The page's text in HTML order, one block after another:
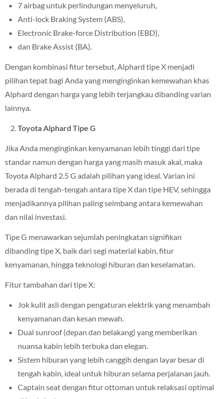
7 airbag untuk perlindungan menyeluruh,
Anti-lock Braking System (ABS),
Electronic Brake-force Distribution (EBD),
dan Brake Assist (BA).
Dengan kombinasi fitur tersebut, Alphard tipe X menjadi
pilihan tepat bagi Anda yang menginginkan kemewahan khas
Alphard dengan harga yang lebih terjangkau dibanding varian
lainnya.
Toyota Alphard Tipe G
Jika Anda menginginkan kenyamanan lebih tinggi dari tipe
standar namun dengan harga yang masih masuk akal, maka
Toyota Alphard 2.5 G adalah pilihan yang ideal. Varian ini
berada di tengah-tengah antara tipe X dan tipe HEV, sehingga
menjadikannya pilihan paling seimbang antara kemewahan
dan nilai investasi.
Tipe G menawarkan sejumlah peningkatan signifikan
dibanding tipe X, baik dari segi material kabin, fitur
kenyamanan, hingga teknologi hiburan dan keselamatan.
Fitur tambahan dari tipe X:
Jok kulit asli dengan pengaturan elektrik yang menambah
kenyamanan dan kesan mewah.
Dual sunroof (depan dan belakang) yang memberikan
nuansa kabin lebih terbuka dan elegan.
Sistem hiburan yang lebih canggih dengan layar besar di
tengah kabin, ideal untuk hiburan selama perjalanan jauh.
Captain seat dengan fitur ottoman untuk relaksasi optimal